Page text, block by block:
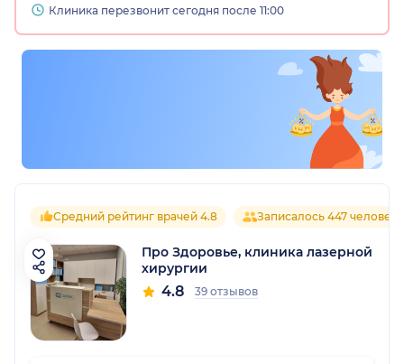
Клиника перезвонит сегодня после 11:00
Средний рейтинг врачей 4.8 Записалось 447 человек
Про Здоровье, клиника лазерной
хирургии
4.8 39 отзывов